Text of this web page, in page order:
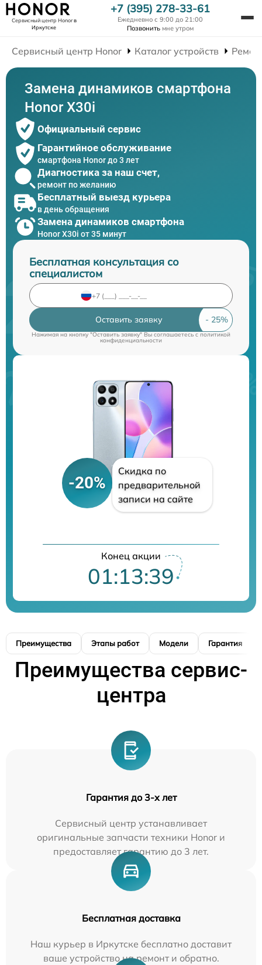
Сервисный центр Honorв
Иркутске
+7 (395) 278-33-61
Ежедневно с 9:00 до 21:00
Позвонить мне утром
Сервисный центр Honor Каталог устройств
Замена динамиков смартфона
Honor X30i
Официальный сервис
Гарантийное обслуживание
смартфона Honor до 3 лет
Диагностика за наш счет,
ремонт по желанию
Бесплатный выезд курьера
в день обращения
Замена динамиков смартфона
Honor X30i от 35 минут
Бесплатная консультация со
специалистом
Оставить заявку
Нажимая на кнопку "Оставить заявку" Вы соглашаетесь cполитикой
конфиденциальности
-20%
Скидка по
предварительной
записи на сайте
Конец акции
01:13:39
Преимущества Этапы работ Модели Гарантия
Преимущества сервис-
центра
Гарантия до 3-х лет
Сервисный центр устанавливает
оригинальные запчасти техники Honor и
предоставляет гарантию до 3 лет.
Бесплатная доставка
Наш курьер в Иркутске бесплатно доставит
ваше устройство на ремонт и обратно.